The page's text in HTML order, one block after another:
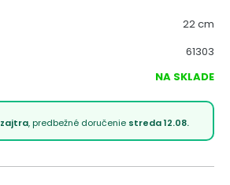
22 cm
61303
NA SKLADE
zajtra, predbežné doručenie streda 12.08.